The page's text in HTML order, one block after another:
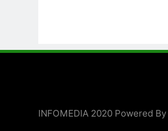
INFOMEDIA 2020 Powered By